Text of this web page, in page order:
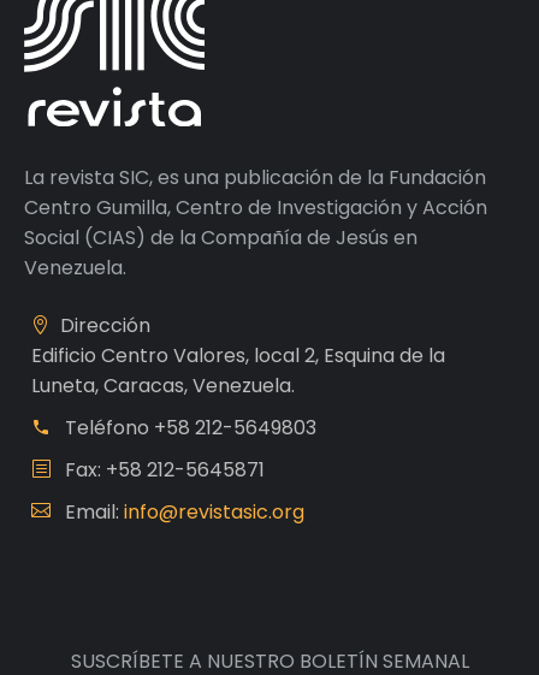
La revista SIC, es una publicación de la Fundación
Centro Gumilla, Centro de Investigación y Acción
Social (CIAS) de la Compañía de Jesús en
Venezuela.
Dirección
Edificio Centro Valores, local 2, Esquina de la
Luneta, Caracas, Venezuela.
Teléfono +58 212-5649803
Fax: +58 212-5645871
Email: info@revistasic.org
SUSCRÍBETE A NUESTRO BOLETÍN SEMANAL